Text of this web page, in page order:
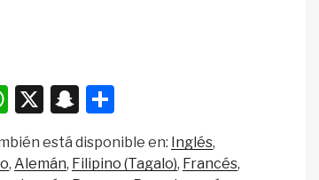
W
at
X
S
a ar
está disponible en: Inglés
Alemán Filipino (Tagalo) Francés